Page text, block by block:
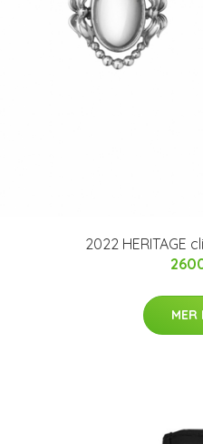
2022 HERITAGE
MER